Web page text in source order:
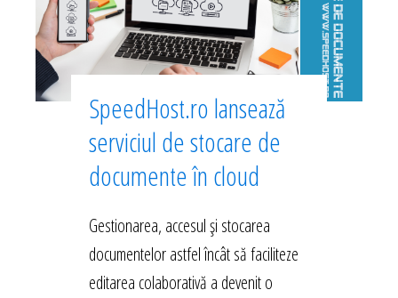
SpeedHost.ro lansează
serviciul de stocare de
documente în cloud
Gestionarea, accesul și stocarea
documentelor astfel încât să faciliteze
editarea colaborativă a devenit o